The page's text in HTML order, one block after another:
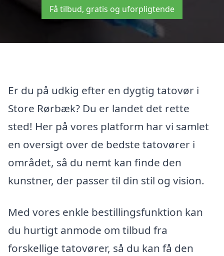
Få tilbud, gratis og uforpligtende
Er du på udkig efter en dygtig tatovør i
Store Rørbæk? Du er landet det rette
sted! Her på vores platform har vi samlet
en oversigt over de bedste tatovører i
området, så du nemt kan finde den
kunstner, der passer til din stil og vision.
Med vores enkle bestillingsfunktion kan
du hurtigt anmode om tilbud fra
forskellige tatovører, så du kan få den